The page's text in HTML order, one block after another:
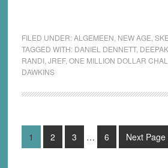
FILED UNDER:ALGEMEEN NEW AGE
TAGGED WITH: DANIEL DENNETT,
RANDI, JREF, ONE MILLION DOLLAR
DAWKINS
Page
1 Page
2 Page
3
Interim
… Page
6
Go
to
Next Page